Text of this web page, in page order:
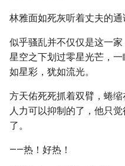
林雅面如死灰听着丈夫的通
似乎骚乱并不仅仅是这一
星空之下划过零星光芒，
如星彩，犹如流光。
方天佑死死抓着双臂，蜷
人力可以抑制的了，他只
了。
——热！好热！